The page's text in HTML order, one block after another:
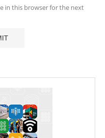
in this browser for the next